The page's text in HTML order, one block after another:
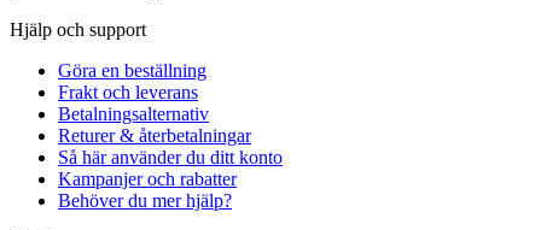
Hjälp och support
Göra en beställning
Frakt och leverans
Betalningsalternativ
Returer & återbetalningar
Så här använder du ditt konto
Kampanjer och rabatter
Behöver du mer hjälp?